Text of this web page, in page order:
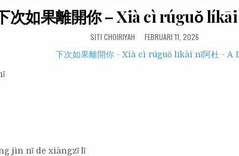
次如果離開你 – Xià cì rúguǒ líkāi
SITI CHOIRIYAH FEBRUARI 11, 2026
jìn nǐ de xiāngzǐ lǐ